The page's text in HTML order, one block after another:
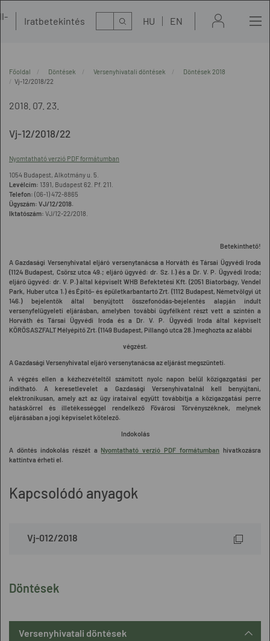
Iratbetekintés Kereső HU EN
Döntések
Versenyhivatali döntések
Főoldal Döntések Versenyhivatali döntések
Döntések 2018
Vj-12/2018/22
2018. 07. 23.
Vj-12/2018/22
Nyomtatható verzió PDF formátumban
1054 Budapest, Alkotmány u. 5.
Levélcím: 1391, Budapest 62. Pf. 211.
Telefon: (06-1) 472-8865
Ügyszám: VJ/12/2018.
Iktatószám: VJ/12-22/2018.
Betekinthető!
A Gazdasági Versenyhivatal eljáró versenytanácsa a Horváth és Társai Ügyvédi Iroda
(1124 Budapest, Csörsz utca 49.; eljáró ügyvéd: dr. Sz. I.) és a Dr. V. P. Ügyvédi Iroda;
eljáró ügyvéd: dr. V. P.) által képviselt WHB Befektetési Kft. (2051 Biatorbágy, Vendel
Park, Huber utca 1.) és Építő- és épületkarbantartó Zrt. (1112 Budapest, Németvölgyi út
146.) bejelentők által benyújtott összefonódás-bejelentés alapján indult
versenyfelügyeleti eljárásban, amelyben további ügyfélként részt vett a szintén a
Horváth és Társai Ügyvédi Iroda és a Dr. V. P. Ügyvédi Iroda által képviselt
KÖRÖSASZFALT Mélyépítő Zrt. (1149 Budapest, Pillangó utca 28.) meghozta az alábbi
végzést.
A Gazdasági Versenyhivatal eljáró versenytanácsa az eljárást megszünteti.
A végzés ellen a kézhezvételtől számított nyolc napon belül közigazgatási per
indítható. A keresetlevelet a Gazdasági Versenyhivatalnál kell benyújtani,
elektronikusan, amely azt az ügy irataival együtt továbbítja a közigazgatási perre
hatáskörrel és illetékességgel rendelkező Fővárosi Törvényszéknek, melynek
eljárásában a jogi képviselet kötelező.
Indokolás
A döntés indokolás részét a Nyomtatható verzió PDF formátumban hivatkozásra
kattintva érheti el.
Kapcsolódó anyagok
Vj-012/2018